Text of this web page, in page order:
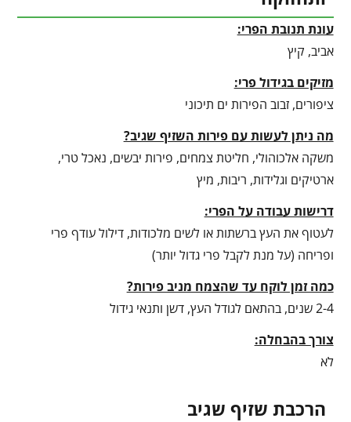
עונת תנובת הפרי:
אביב, קיץ
מזיקים בגידול פרי:
ציפורים, זבוב הפירות ים תיכוני
מה ניתן לעשות עם פירות השזיף שגיב?
משקה אלכוהולי, חליטת צמחים, פירות יבשים, נאכל טרי,
ארטיקים וגלידות, ריבות, מיץ
דרישות עבודה על הפרי:
לעטוף את העץ ברשתות או לשים מלכודות, דילול עודף פרי
ופריחה (על מנת לקבל פרי גדול יותר)
כמה זמן לוקח עד שהצמח מניב פירות?
2-4 שנים, בהתאם לגודל העץ, דשן ותנאי גידול
צורך בהבחלה:
לא
הרכבת שזיף שגיב